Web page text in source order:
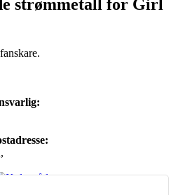
strømmetall for Girl